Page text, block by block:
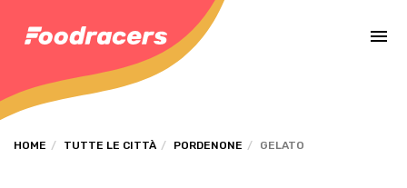
HOME TUTTE LE CITTÀ PORDENONE GELATO